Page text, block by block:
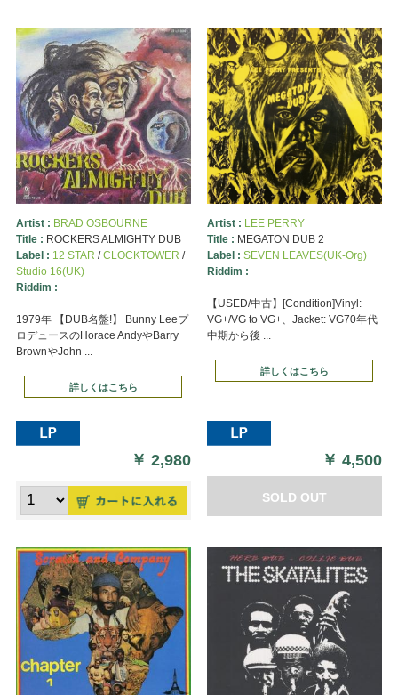
Artist : BRAD OSBOURNE
Title : ROCKERS ALMIGHTY DUB
Label : 12 STAR /CLOCKTOWER /
Studio 16(UK)
Riddim :
1979年 【DUB名盤!】 Bunny Leeプ
ロデュースのHorace AndyやBarry
BrownやJohn ...
詳しくはこちら
￥2,980
Artist : LEE PERRY
Title : MEGATON DUB 2
Label : SEVEN LEAVES(UK-Org)
Riddim :
【USED/中古】[Condition]Vinyl:
VG+/VG to VG+、Jacket: VG70年代
中期から後 ...
詳しくはこちら
￥4,500
SOLD OUT